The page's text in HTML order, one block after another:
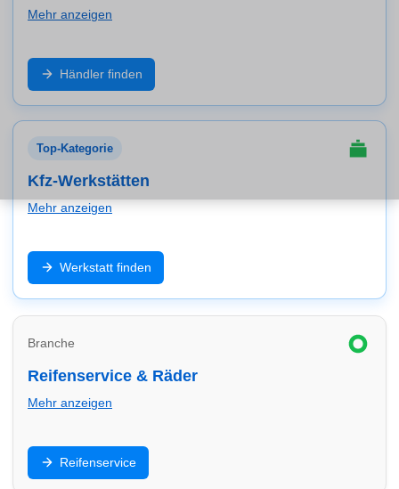
Mehr anzeigen
Große Auswahl an Marken und Modellen: Entdecke
freie Händler in Bocholt für Gebrauchtwagen,
Inzahlungnahme, Garantiepakete und schnelle
Händler finden
Top-Kategorie
Kfz-Werkstätten
Mehr anzeigen
Inspektion, Reparatur, Diagnose und Wartung: Finde
Werkstätten in Bocholt – schnell, zuverlässig und
passend zu deinem Fahrzeug (inkl. E-Auto/Hybrid).
Werkstatt finden
Branche
Reifenservice & Räder
Mehr anzeigen
Reifenwechsel, Einlagerung, Auswuchten und Felgen:
Finde Reifendienste in Bocholt und vergleiche Service
& Termine.
Reifenservice